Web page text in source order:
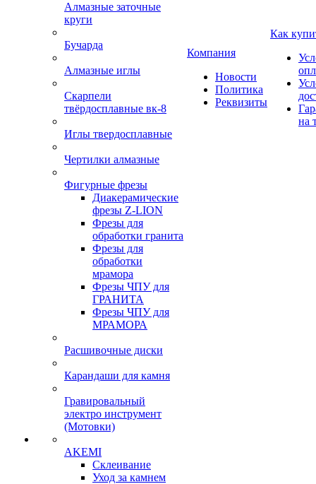
Алмазные заточные
круги
Бучарда
Алмазные иглы
Скарпели
твёрдосплавные вк-8
Иглы твердосплавные
Чертилки алмазные
Фигурные фрезы
Диакерамические
фрезы Z-LION
Фрезы для
обработки гранита
Фрезы для
обработки
мрамора
Фрезы ЧПУ для
ГРАНИТА
Фрезы ЧПУ для
МРАМОРА
Расшивочные диски
Карандаши для камня
Гравировальный
электро инструмент
(Мотовки)
AKEMI
Склеивание
Уход за камнем
Компания
Новости
Политика
Реквизиты
Как
на